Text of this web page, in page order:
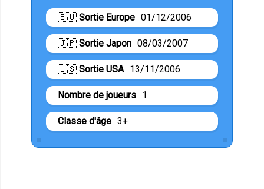
🇪🇺 Sortie Europe 01/12/2006
🇯🇵 Sortie Japon 08/03/2007
🇺🇸 Sortie USA 13/11/2006
Nombre de joueurs 1
Classe d'âge 3+